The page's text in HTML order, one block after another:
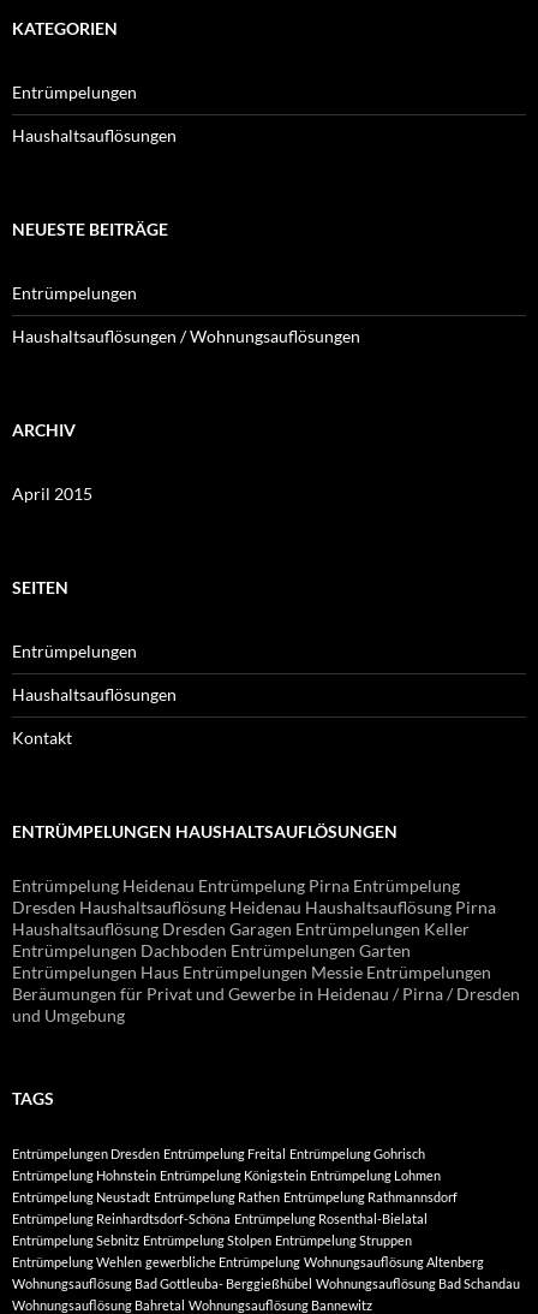
KATEGORIEN
Entrümpelungen
Haushaltsauflösungen
NEUESTE BEITRÄGE
Entrümpelungen
Haushaltsauflösungen / Wohnungsauflösungen
ARCHIV
April 2015
SEITEN
Entrümpelungen
Haushaltsauflösungen
Kontakt
ENTRÜMPELUNGEN HAUSHALTSAUFLÖSUNGEN
Entrümpelung Heidenau Entrümpelung Pirna Entrümpelung
Dresden Haushaltsauflösung Heidenau Haushaltsauflösung Pirna
Haushaltsauflösung Dresden Garagen Entrümpelungen Keller
Entrümpelungen Dachboden Entrümpelungen Garten
Entrümpelungen Haus Entrümpelungen Messie Entrümpelungen
Beräumungen für Privat und Gewerbe in Heidenau / Pirna / Dresden
und Umgebung
TAGS
Entrümpelungen Dresden Entrümpelung Freital Entrümpelung Gohrisch
Entrümpelung Hohnstein Entrümpelung Königstein Entrümpelung Lohmen
Entrümpelung Neustadt Entrümpelung Rathen Entrümpelung Rathmannsdorf
Entrümpelung Reinhardtsdorf-Schöna Entrümpelung Rosenthal-Bielatal
Entrümpelung Sebnitz Entrümpelung Stolpen Entrümpelung Struppen
Entrümpelung Wehlen gewerbliche Entrümpelung Wohnungsauflösung Altenberg
Wohnungsauflösung Bad Gottleuba- Berggießhübel Wohnungsauflösung Bad Schandau
Wohnungsauflösung Bahretal Wohnungsauflösung Bannewitz